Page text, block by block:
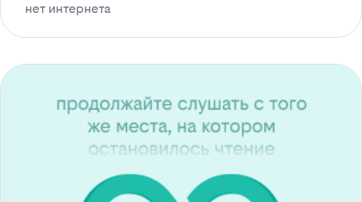
нет интернета